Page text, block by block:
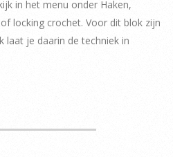
in het menu onder Haken,
locking crochet. Voor dit blok zijn
laat je daarin de techniek in